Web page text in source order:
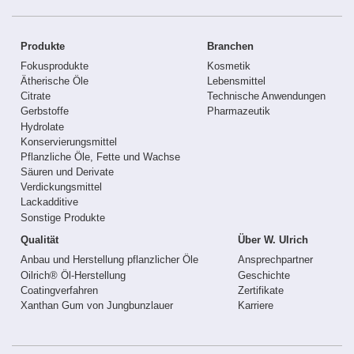
Produkte
Fokusprodukte
Ätherische Öle
Citrate
Gerbstoffe
Hydrolate
Konservierungsmittel
Pflanzliche Öle, Fette und Wachse
Säuren und Derivate
Verdickungsmittel
Lackadditive
Sonstige Produkte
Branchen
Kosmetik
Lebensmittel
Technische Anwendungen
Pharmazeutik
Qualität
Anbau und Herstellung pflanzlicher Öle
Oilrich® Öl-Herstellung
Coatingverfahren
Xanthan Gum von Jungbunzlauer
Über W. Ulrich
Ansprechpartner
Geschichte
Zertifikate
Karriere